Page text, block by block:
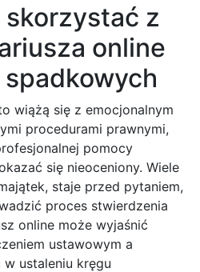
z
online
wiążą się z emocjonalnym
procedurami prawnymi,
pomocy
się nieoceniony. Wiele
staje przed pytaniem,
proces stwierdzenia
online może wyjaśnić
ustawowym a
ustaleniu kręgu